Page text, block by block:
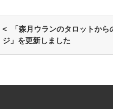
< 「森月ウランのタロットから
ジ」を更新しました